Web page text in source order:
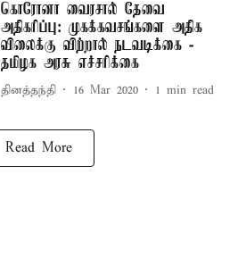
கொரோனா வைரசால் தேவை
அதிகரிப்பு: முகக்கவசங்களை அதிக
விலைக்கு விற்றால் நடவடிக்கை -
தமிழக அரசு எச்சரிக்கை
தினத்தந்தி 16 Mar 2020 1 min read
Read More